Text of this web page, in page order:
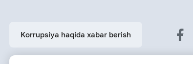
Korrupsiya haqida xabar berish